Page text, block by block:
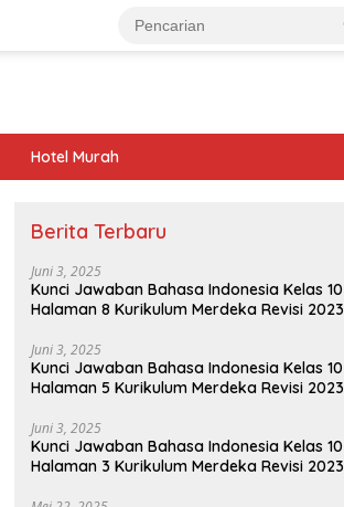
Hotel Murah
Berita Terbaru
Juni 3, 2025
Kunci Jawaban Bahasa Indonesia Kelas 10
Halaman 8 Kurikulum Merdeka Revisi 2023
Juni 3, 2025
Kunci Jawaban Bahasa Indonesia Kelas 10
Halaman 5 Kurikulum Merdeka Revisi 2023
Juni 3, 2025
Kunci Jawaban Bahasa Indonesia Kelas 10
Halaman 3 Kurikulum Merdeka Revisi 2023